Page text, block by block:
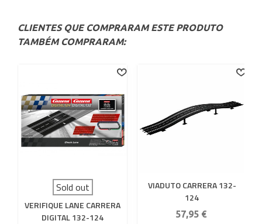
CLIENTES QUE COMPRARAM ESTE PRODUTO
TAMBÉM COMPRARAM:
Sold out
VERIFIQUE LANE CARRERA
DIGITAL 132-124
VIADUTO CARRERA 132-
124
57,95 €